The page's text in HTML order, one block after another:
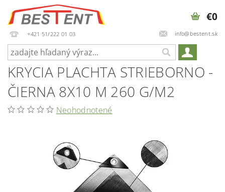
+421 51/222 01 03 info@bestent.sk
€0
KRYCIA PLACHTA STRIEBORNO -
ČIERNA 8X10 M 260 G/M2
Neohodnotené